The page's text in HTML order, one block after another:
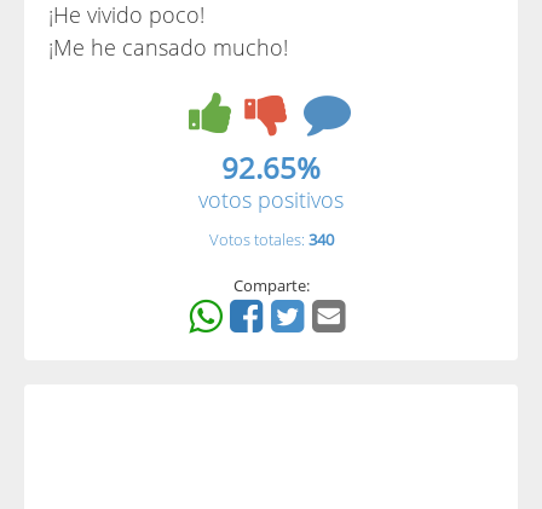
¡He vivido poco!
¡Me he cansado mucho!
92.65%
votos positivos
Votos totales: 340
Comparte: